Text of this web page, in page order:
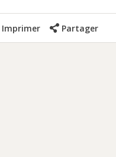
Imprimer Partager